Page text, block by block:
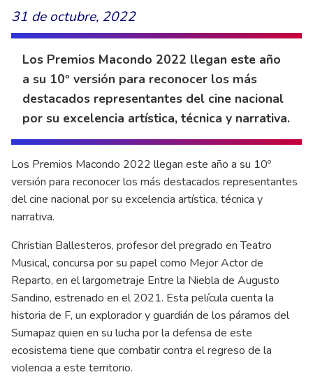
31 de octubre, 2022
Los Premios Macondo 2022 llegan este año
a su 10º versión para reconocer los más
destacados representantes del cine nacional
por su excelencia artística, técnica y narrativa.
Los Premios Macondo 2022 llegan este año a su 10º
versión para reconocer los más destacados representantes
del cine nacional por su excelencia artística, técnica y
narrativa.
Christian Ballesteros, profesor del pregrado en Teatro
Musical, concursa por su papel como Mejor Actor de
Reparto, en el largometraje Entre la Niebla de Augusto
Sandino, estrenado en el 2021. Esta película cuenta la
historia de F, un explorador y guardián de los páramos del
Sumapaz quien en su lucha por la defensa de este
ecosistema tiene que combatir contra el regreso de la
violencia a este territorio.